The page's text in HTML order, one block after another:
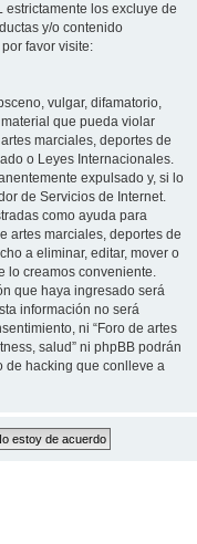
los excluye de
y/o contenido
favor visite:
vulgar, difamatorio,
que pueda violar
marciales, deportes de
o Leyes Internacionales.
expulsado y, si lo
de Servicios de Internet.
como ayuda para
artes marciales, deportes de
a eliminar, editar, mover o
lo creamos conveniente.
que haya ingresado será
información no será
ni “Foro de artes
salud” ni phpBB podrán
de hacking que conlleve a